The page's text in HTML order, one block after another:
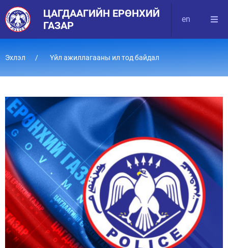
ЦАГДААГИЙН ЕРӨНХИЙ
ГАЗАР
en
Эхлэл Үйл ажиллагааны ил тод байдал